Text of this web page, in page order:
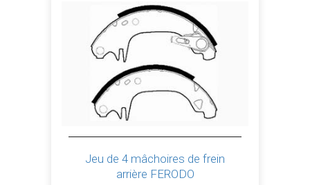
Jeu de 4 mâchoires de frein
arrière FERODO